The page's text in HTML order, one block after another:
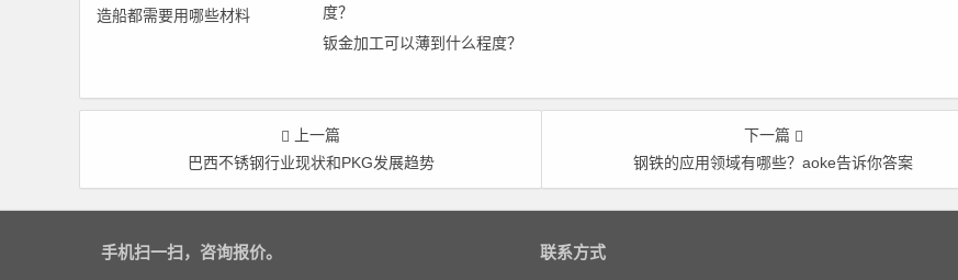
造船都需要用哪些材料
钣金加工可以薄到什么程度？
上一篇
巴西不锈钢行业现状和PKG发展趋势
下一篇
钢铁的应用领域有哪些？aoke告诉你答案
手机扫一扫，咨询报价。 联系方式